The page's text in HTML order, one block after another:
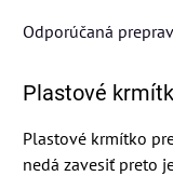
Plastové
Plastové krmítko
nedá zavesiť preto